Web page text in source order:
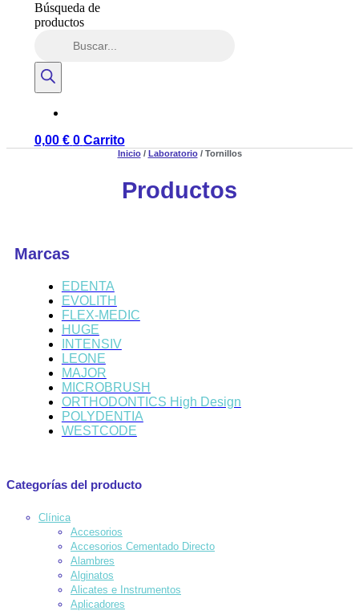
Búsqueda de
productos
0,00 € 0 Carrito
Inicio/ Laboratorio/ Tornillos
Productos
Marcas
EDENTA
EVOLITH
FLEX-MEDIC
HUGE
INTENSIV
LEONE
MAJOR
MICROBRUSH
ORTHODONTICS High Design
POLYDENTIA
WESTCODE
Categorías del producto
Clínica
Accesorios
Accesorios Cementado Directo
Alambres
Alginatos
Alicates e Instrumentos
Aplicadores